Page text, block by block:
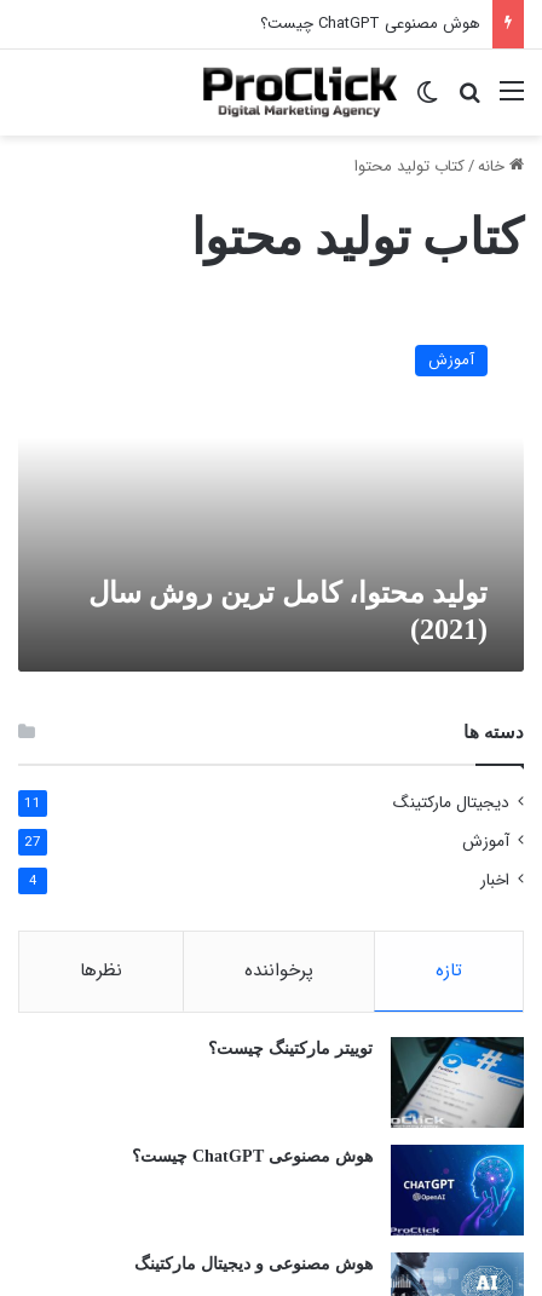
هوش مصنوعی ChatGPT چیست؟
منو جستجو برایتغییر پوسته
خانه/کتاب تولید محتوا
کتاب تولید محتوا
محتوا،
آموزش
توليد محتوا، کامل ترین روش سال
(2021)
دسته ها
دیجیتال مارکتینگ 11
آموزش 27
اخبار 4
تازه پرخواننده نظرها
توییتر مارکتینگ چیست؟
هوش مصنوعی ChatGPT چیست؟
هوش مصنوعی و دیجیتال مارکتینگ